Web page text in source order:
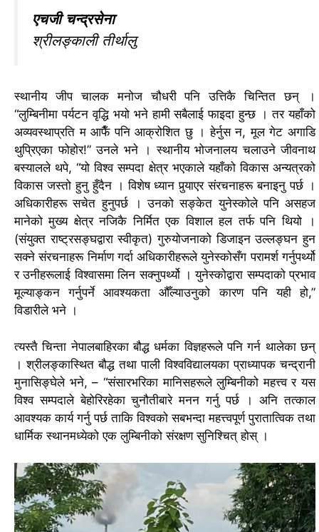
एचजी चन्द्रसेना
श्रीलङ्काली तीर्थालु
स्थानीय जीप चालक मनोज चौधरी पनि उत्तिकै चिन्तित छन् ।
“लुम्बिनीमा पर्यटन वृद्धि भयो भने हामी सबैलाई फाइदा हुन्छ । तर यहाँको
अव्यवस्थाप्रति म आफैँ पनि आक्रोशित छु । हेर्नुस न, मूल गेट अगाडि
थुप्रिएका फोहोर!” उनले भने ।स्थानीय भोजनालय चलाउने जीवनाथ
बस्यालले थपे, “यो विश्व सम्पदा क्षेत्र भएकाले यहाँको विकास अन्यत्रको
विकास जस्तो हुनु हुँदैन । विशेष ध्यान पुर्‍याएर संरचनाहरू बनाइनु पर्छ ।
अधिकारीहरू सचेत हुनुपर्छ ।उनको सङ्केत युनेस्कोले पनि असहज
मानेको मुख्य क्षेत्र नजिकै निर्मित एक विशाल हल तर्फ पनि थियो ।
(संयुक्त राष्ट्रसङ्घद्वारा स्वीकृत) गुरुयोजनाको डिजाइन उल्लङ्घन हुन
सक्ने संरचनाहरू निर्माण गर्दा अधिकारीहरूले युनेस्कोसँग परामर्श गर्नुपर्थ्यो
र उनीहरूलाई विश्वासमा लिन सक्नुपर्थ्यो । युनेस्कोद्वारा सम्पदाको प्रभाव
मूल्याङ्कन गर्नुपर्ने आवश्यकता औँल्याउनुको कारण पनि यही हो,”
विडारीले भने ।
त्यस्तै चिन्ता नेपालबाहिरका बौद्ध धर्मका विज्ञहरूले पनि गर्न थालेका छन्
।श्रीलङ्कास्थित बौद्ध तथा पाली विश्वविद्यालयका प्राध्यापक चन्द्रानी
मुनासिङ्घेले भने, – “संसारभरिका मानिसहरूले लुम्बिनीको महत्त्व र यस
विश्व सम्पदाले बेहोरिरहेका चुनौतीबारे मनन गर्नु पर्छ । अनि तत्काल
आवश्यक कार्य गर्नु पर्छ ताकि विश्वको सबभन्दा महत्त्वपूर्ण पुरातात्विक तथा
धार्मिक स्थानमध्येको एक लुम्बिनीको संरक्षण सुनिश्चित् होस् ।